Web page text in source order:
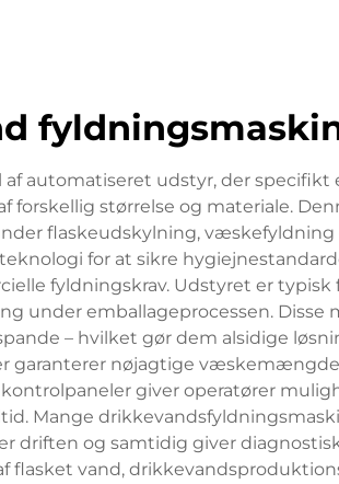
automatiseret udstyr, der
størrelse og materiale.
flaskeudskylning, væskefyldning
for at sikre
fyldningskrav. Udstyret er
under emballageprocessen.
– hvilket gør dem alsidige
garanterer nøjagtige
giver operatører
Mange
driften og samtidig giver
vand,